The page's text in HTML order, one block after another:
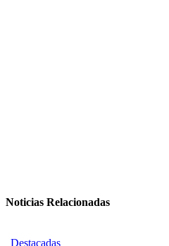
Noticias Relacionadas
Destacadas